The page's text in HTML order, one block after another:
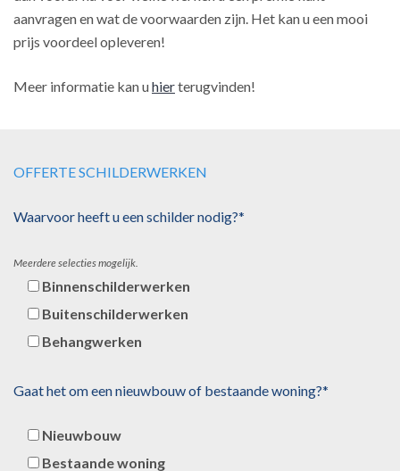
aanvragen en wat de voorwaarden zijn. Het kan u een mooi
prijs voordeel opleveren!
Meer informatie kan uhierterugvinden!
OFFERTE SCHILDERWERKEN
Waarvoor heeft u een schilder nodig?*
Meerdere selecties mogelijk.
Binnenschilderwerken
Buitenschilderwerken
Behangwerken
Gaat het om een nieuwbouw of bestaande woning?*
Nieuwbouw
Bestaande woning